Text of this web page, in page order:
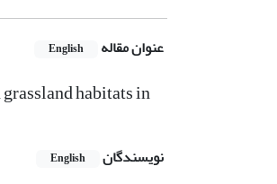
عنوان مقاله English
habitats in
نویسندگان English